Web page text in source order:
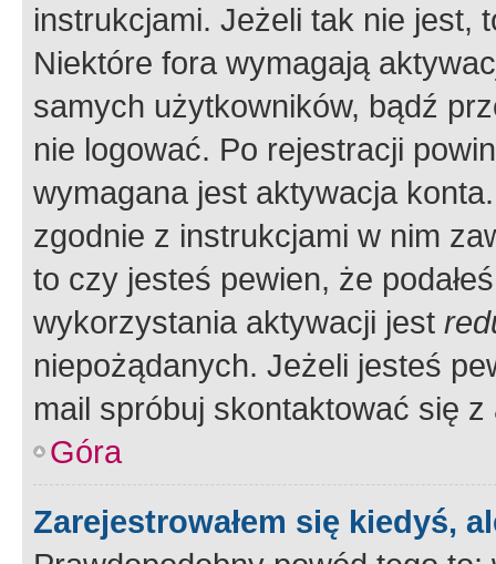
instrukcjami. Jeżeli tak nie jest,
Niektóre fora wymagają
samych użytkowników, bądź
nie logować. Po rejestracji
wymagana jest aktywacja
zgodnie z instrukcjami w nim
to czy jesteś pewien, że
wykorzystania aktywacji jest
niepożądanych. Jeżeli jesteś
mail spróbuj skontaktować się
Góra
Zarejestrowałem się kiedyś,